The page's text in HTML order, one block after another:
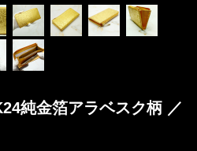
純金箔アラベスク柄 ／